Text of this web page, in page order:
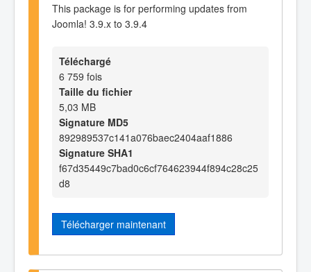
This package is for performing updates from
Joomla! 3.9.x to 3.9.4
Téléchargé
6 759 fois
Taille du fichier
5,03 MB
Signature MD5
892989537c141a076baec2404aaf1886
Signature SHA1
f67d35449c7bad0c6cf764623944f894c28c25
d8
Télécharger maintenant